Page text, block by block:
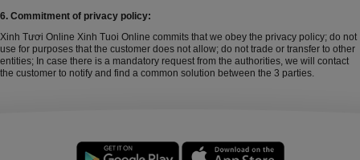
6. Commitment of privacy policy:
Xinh Tươi Online Xinh Tuoi Online commits that we obey the privacy policy; do not
use for purposes that the customer does not allow; do not trade or transfer to other
entities; In case there is a mandatory request from the authorities, we will contact
the customer to notify and find a common solution between the 3 parties.